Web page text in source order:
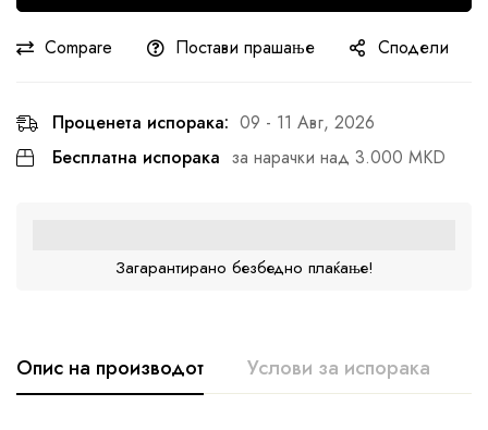
Compare Постави прашање Сподели
Проценета испорака: 09 - 11 Авг, 2026
Бесплатна испорака за нарачки над 3.000 MKD
Загарантирано безбедно плаќање!
Опис на производот Услови за испорака